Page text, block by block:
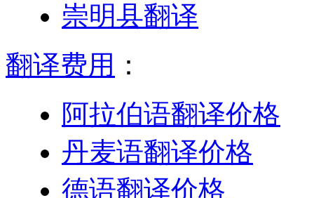
崇明县翻译
翻译费用 ：
阿拉伯语翻译价格
丹麦语翻译价格
德语翻译价格